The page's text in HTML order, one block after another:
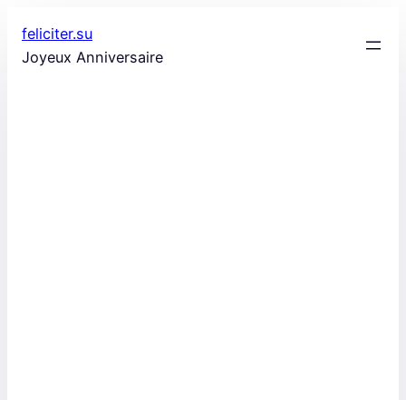
au
contenu
feliciter.su
Joyeux Anniversaire